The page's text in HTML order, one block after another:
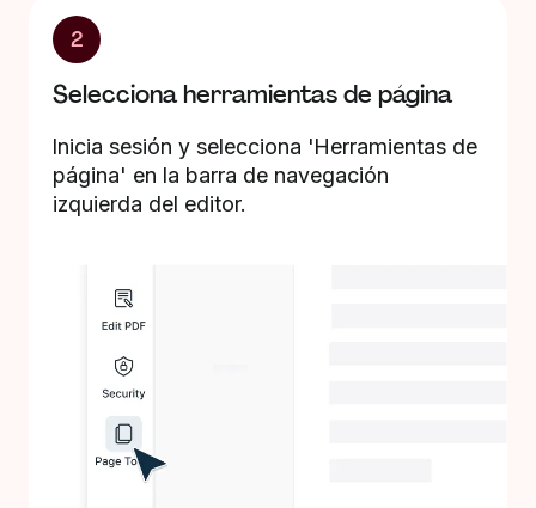
2
Selecciona herramientas de página
Inicia sesión y selecciona 'Herramientas de
página' en la barra de navegación
izquierda del editor.